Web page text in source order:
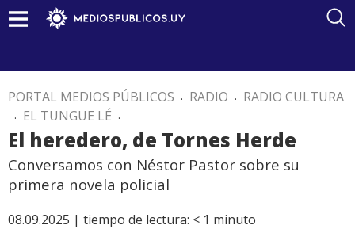
PORTAL MEDIOS PÚBLICOS . RADIO . RADIO CULTURA
. EL TUNGUE LÉ .
El heredero, de Tornes Herde
Conversamos con Néstor Pastor sobre su
primera novela policial
08.09.2025 | tiempo de lectura: < 1 minuto